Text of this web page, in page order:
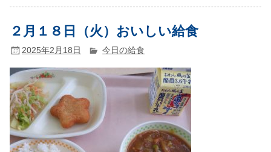
２月１８日（火）おいしい給食
2025年2月18日 今日の給食